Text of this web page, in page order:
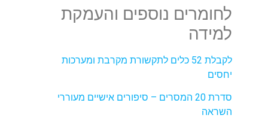
לחומרים נוספים והעמקת
למידה
לקבלת 52 כלים לתקשורת מקרבת ומערכות
יחסים
סדרת 20 המסרים – סיפורים אישיים מעוררי
השראה